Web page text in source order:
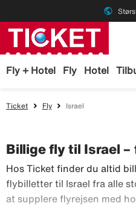
public
Fly + Hotel Fly Hotel
Ticket Fly Israel
Billige fly til Israel –
Hos Ticket finder du altid
flybilletter til Israel fra alle
at supplere flyrejsen med